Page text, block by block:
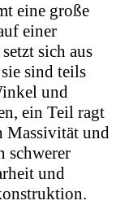
eine große
einer
sich aus
sind teils
und
ein Teil ragt
Massivität und
schwerer
und